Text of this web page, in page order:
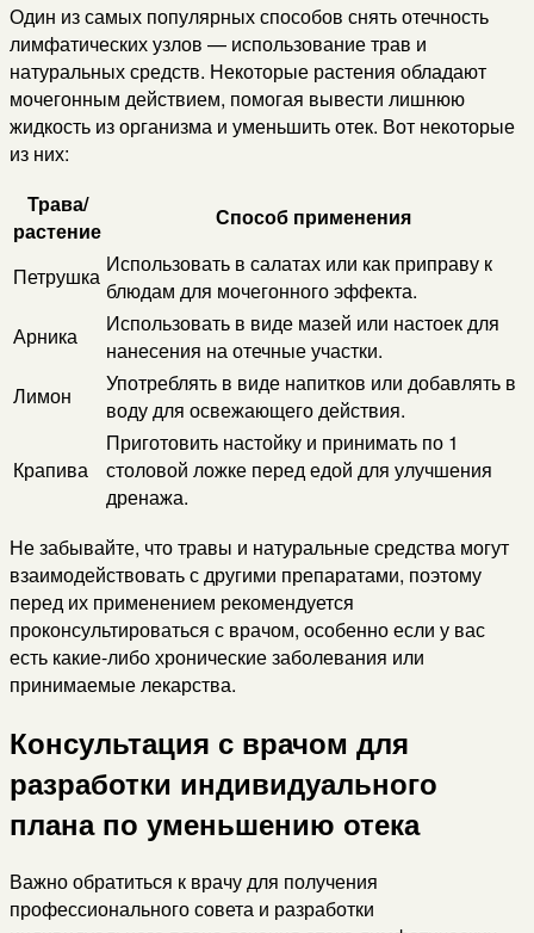
Один из самых популярных способов снять отечность
лимфатических узлов — использование трав и
натуральных средств. Некоторые растения обладают
мочегонным действием, помогая вывести лишнюю
жидкость из организма и уменьшить отек. Вот некоторые
из них:
Трава/
растение
Способ применения
Петрушка Использовать в салатах или как приправу к
блюдам для мочегонного эффекта.
Арника
Использовать в виде мазей или настоек для
нанесения на отечные участки.
Лимон
Употреблять в виде напитков или добавлять в
воду для освежающего действия.
Крапива
Приготовить настойку и принимать по 1
столовой ложке перед едой для улучшения
дренажа.
Не забывайте, что травы и натуральные средства могут
взаимодействовать с другими препаратами, поэтому
перед их применением рекомендуется
проконсультироваться с врачом, особенно если у вас
есть какие-либо хронические заболевания или
принимаемые лекарства.
Консультация с врачом для
разработки индивидуального
плана по уменьшению отека
Важно обратиться к врачу для получения
профессионального совета и разработки